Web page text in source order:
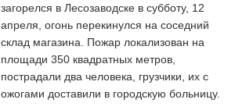
загорелся в Лесозаводске в субботу, 12
апреля, огонь перекинулся на соседний
склад магазина. Пожар локализован на
площади 350 квадратных метров,
пострадали два человека, грузчики, их с
ожогами доставили в городскую больницу.